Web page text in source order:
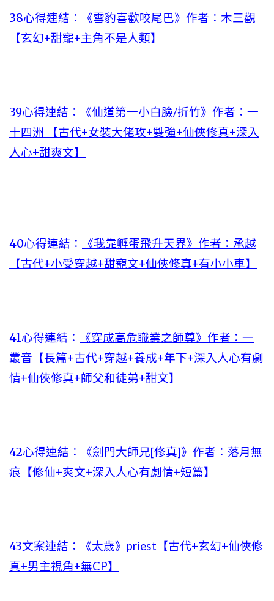
38心得連結：
《雪豹喜歡咬尾巴》作者：木三觀
【玄幻+甜寵+主角不是人類】
39心得連結：
《仙道第一小白臉/折竹》作者：一
十四洲 【古代+女裝大佬攻+雙強+仙俠修真+深入
人心+甜爽文】
40心得連結：
《我靠孵蛋飛升天界》作者：承越
【古代+小受穿越+甜寵文+仙俠修真+有小小車】
41心得連結：
《穿成高危職業之師尊》作者：一
叢音【長篇+古代+穿越+養成+年下+深入人心有劇
情+仙俠修真+師父和徒弟+甜文】
42心得連結：
《劍門大師兄[修真]》作者：落月無
痕【修仙+爽文+深入人心有劇情+短篇】
43文案連結：
《太歲》priest【古代+玄幻+仙俠修
真+男主視角+無CP】